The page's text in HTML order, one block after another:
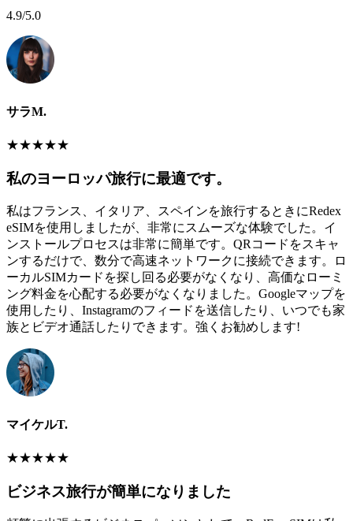
4.9/5.0
サラM.
★★★★★
私のヨーロッパ旅行に最適です。
私はフランス、イタリア、スペインを旅行するときにRedex
eSIMを使用しましたが、非常にスムーズな体験でした。イ
ンストールプロセスは非常に簡単です。QRコードをスキャ
ンするだけで、数分で高速ネットワークに接続できます。ロ
ーカルSIMカードを探し回る必要がなくなり、高価なローミ
ング料金を心配する必要がなくなりました。Googleマップを
使用したり、Instagramのフィードを送信したり、いつでも家
族とビデオ通話したりできます。強くお勧めします!
マイケルT.
★★★★★
ビジネス旅行が簡単になりました